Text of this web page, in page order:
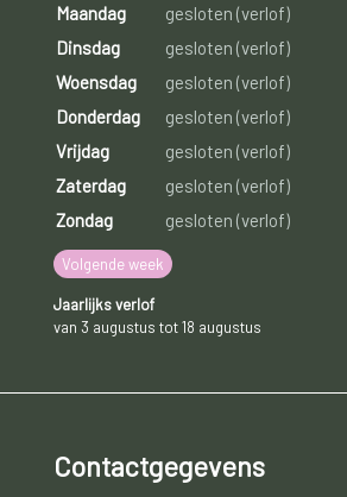
Maandag
gesloten (verlof)
Dinsdag
gesloten (verlof)
Woensdag
gesloten (verlof)
Donderdag
gesloten (verlof)
Vrijdag
gesloten (verlof)
Zaterdag
gesloten (verlof)
Zondag
gesloten (verlof)
Volgende week
Jaarlijks verlof
van 3 augustus tot 18 augustus
Contactgegevens